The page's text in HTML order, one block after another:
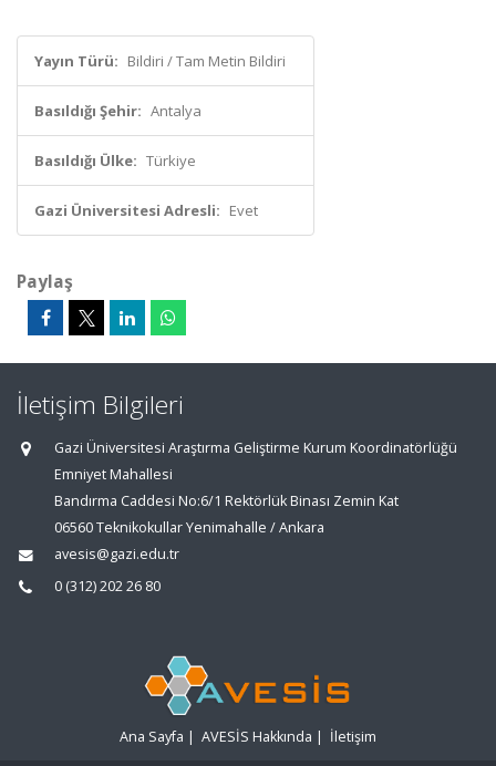
Yayın Türü: Bildiri / Tam Metin Bildiri
Basıldığı Şehir: Antalya
Basıldığı Ülke: Türkiye
Gazi Üniversitesi Adresli: Evet
Paylaş
İletişim Bilgileri
Gazi Üniversitesi Araştırma Geliştirme Kurum Koordinatörlüğü
Emniyet Mahallesi
Bandırma Caddesi No:6/1 Rektörlük Binası Zemin Kat
06560 Teknikokullar Yenimahalle / Ankara
avesis@gazi.edu.tr
0 (312) 202 26 80
Ana Sayfa | AVESİS Hakkında | İletişim